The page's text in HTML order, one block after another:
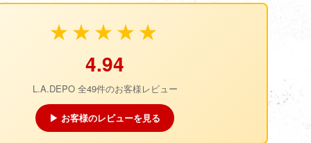
★★★★★
4.94
L.A.DEPO 全49件のお客様レビュー
▶ お客様のレビューを見る